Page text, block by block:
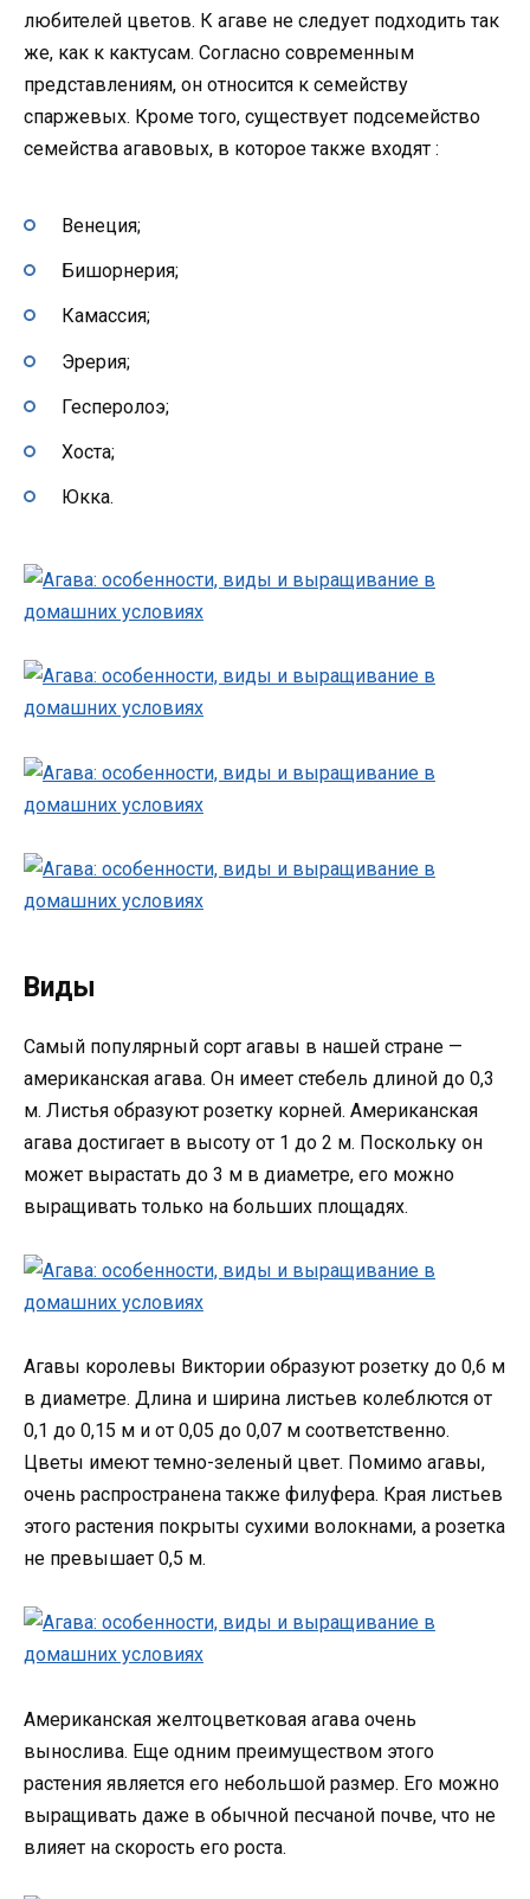
любителей цветов. К агаве не следует подходить так
же, как к кактусам. Согласно современным
представлениям, он относится к семейству
спаржевых. Кроме того, существует подсемейство
семейства агавовых, в которое также входят :
Венеция;
Бишорнерия;
Камассия;
Эрерия;
Гесперолоэ;
Хоста;
Юкка.
Виды
Самый популярный сорт агавы в нашей стране —
американская агава. Он имеет стебель длиной до 0,3
м. Листья образуют розетку корней. Американская
агава достигает в высоту от 1 до 2 м. Поскольку он
может вырастать до 3 м в диаметре, его можно
выращивать только на больших площадях.
Агавы королевы Виктории образуют розетку до 0,6 м
в диаметре. Длина и ширина листьев колеблются от
0,1 до 0,15 м и от 0,05 до 0,07 м соответственно.
Цветы имеют темно-зеленый цвет. Помимо агавы,
очень распространена также филуфера. Края листьев
этого растения покрыты сухими волокнами, а розетка
не превышает 0,5 м.
Американская желтоцветковая агава очень
вынослива. Еще одним преимуществом этого
растения является его небольшой размер. Его можно
выращивать даже в обычной песчаной почве, что не
влияет на скорость его роста.